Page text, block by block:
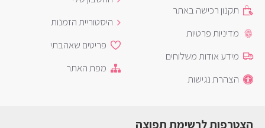
תקנון רכישה באתר
מדיניות פרטיות
מידע אודות משלוחים
הצהרת נגישות
היסטוריית הזמנות
פריטים שאהבתי
מפת האתר
הצטרפות לרשימת תפוצה